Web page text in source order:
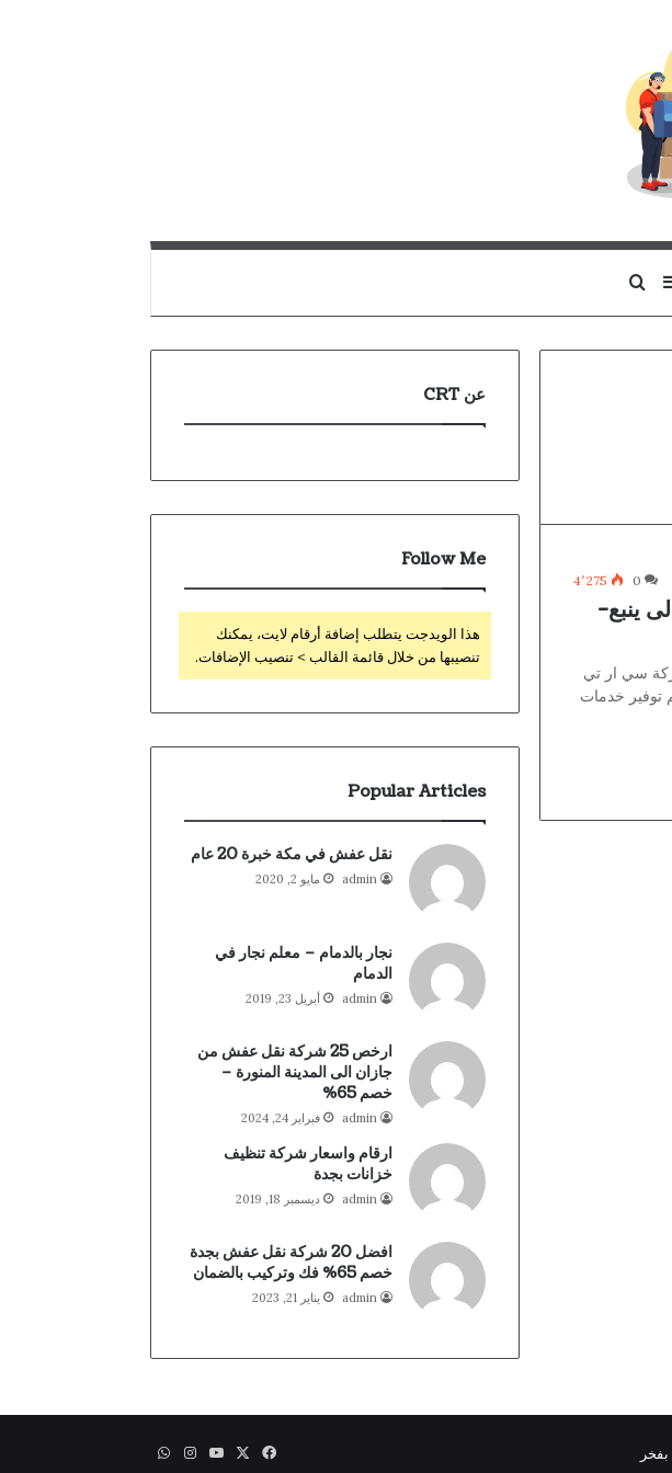
إضافة عمود جانبي
بحث عن
0 4٬275
ينبع-
سي ار تي
خدمات
عن CRT
Follow Me
هذا الويدجت يتطلب إضافة أرقام لايت، يمكنك
تنصيبها من خلال قائمة القالب > تنصيب الإضافات.
Popular Articles
نقل عفش في مكة خبرة 20 عام
admin مايو 2, 2020
نجار بالدمام – معلم نجار في
الدمام
admin أبريل 23, 2019
ارخص 25 شركة نقل عفش من
جازان الى المدينة المنورة –
خصم 65%
admin فبراير 24, 2024
ارقام واسعار شركة تنظيف
خزانات بجدة
admin ديسمبر 18, 2019
افضل 20 شركة نقل عفش بجدة
خصم 65% فك وتركيب بالضمان
admin يناير 21, 2023
فيسبوك يوتيوبانستقرامواتساب